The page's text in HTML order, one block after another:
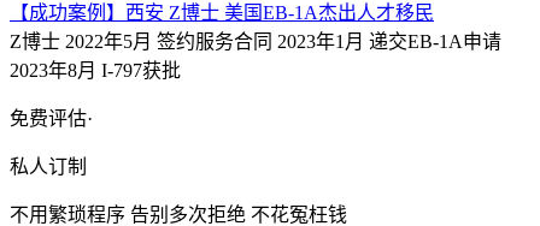
【成功案例】西安 Z博士 美国EB-1A杰出人才移民
Z博士 2022年5月 签约服务合同 2023年1月 递交EB-1A申请
2023年8月 I-797获批
免费评估·
私人订制
不用繁琐程序 告别多次拒绝 不花冤枉钱